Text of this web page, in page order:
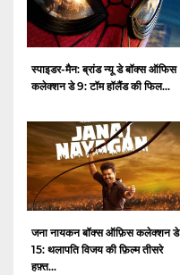
स्पाइडर-मैन: ब्रांड न्यू डे बॉक्स ऑफिस
कलेक्शन डे 9: टॉम हॉलैंड की फिल...
जना नायकन बॉक्स ऑफ़िस कलेक्शन डे
15: थलापति विजय की फ़िल्म तीसरे
हफ़्त...